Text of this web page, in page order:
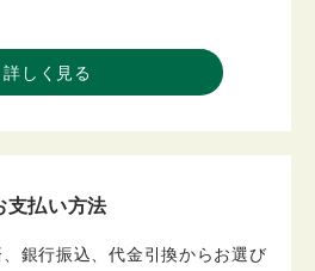
詳しく見る
支払い方法
銀行振込、代金引換からお選び